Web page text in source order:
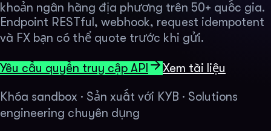
khoản ngân hàng địa phương trên 50+ quốc gia.
Endpoint RESTful, webhook, request idempotent
và FX bạn có thể quote trước khi gửi.
Yêu cầu quyền truy cập API Xem tài liệu
Khóa sandbox · Sản xuất với KYB · Solutions
engineering chuyên dụng